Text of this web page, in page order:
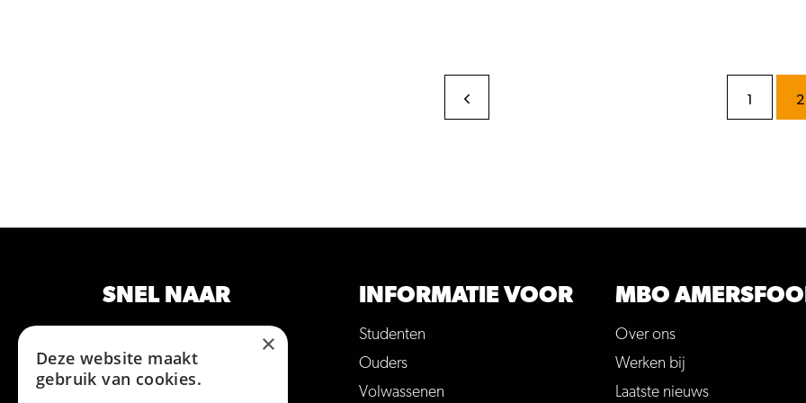
1 2
SNEL NAAR
Hulp bij studiekeuze
INFORMATIE VOOR
Studenten
Ouders
Volwassenen
MBO
Over ons
Werken bij
Laatste nieuws
×
Deze website maakt
gebruik van cookies.